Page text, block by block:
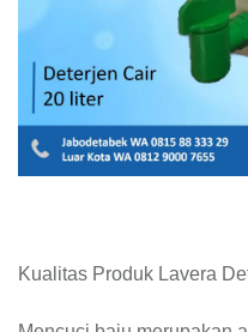
Kualitas Produk Lavera